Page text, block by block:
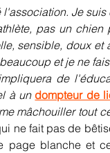
Je
pas un
sensible, doux
et je ne
de
à un dompteur de
mâchouiller tout
ne fait pas de
blanche et